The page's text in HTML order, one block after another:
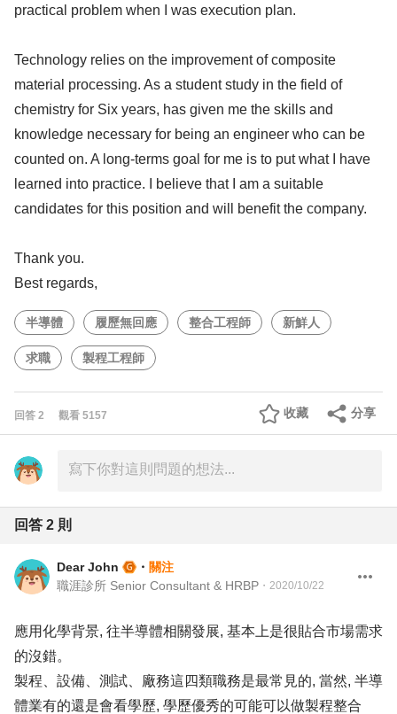
practical problem when I was execution plan.
Technology relies on the improvement of composite
material processing. As a student study in the field of
chemistry for Six years, has given me the skills and
knowledge necessary for being an engineer who can be
counted on. A long-terms goal for me is to put what I have
learned into practice. I believe that I am a suitable
candidates for this position and will benefit the company.
Thank you.
Best regards,
半導體 履歷無回應 整合工程師 新鮮人
求職 製程工程師
回答 2 觀看 5157 分享
收藏
回答 2 則
Dear John ・ 關注
職涯診所 Senior Consultant & HRBP ・ 2020/10/22
應用化學背景, 往半導體相關發展, 基本上是很貼合市場需求
的沒錯。
製程、設備、測試、廠務這四類職務是最常見的, 當然, 半導
體業有的還是會看學歷, 學歷優秀的可能可以做製程整合